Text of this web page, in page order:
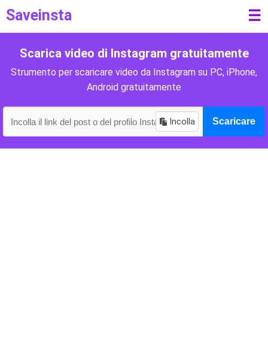
Saveinsta ☰
Scarica video di Instagram gratuitamente
Strumento per scaricare video da Instagram su PC, iPhone,
Android gratuitamente
Incolla Scaricare